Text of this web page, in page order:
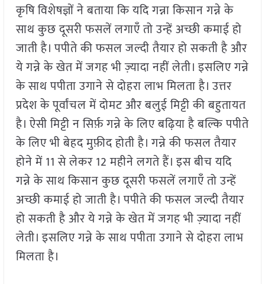
कृषि विशेषज्ञों ने बताया कि यदि गन्ना किसान गन्ने के
साथ कुछ दूसरी फसलें लगाएँ तो उन्हें अच्छी कमाई हो
जाती है। पपीते की फसल जल्दी तैयार हो सकती है और
ये गन्ने के खेत में जगह भी ज़्यादा नहीं लेती। इसलिए गन्ने
के साथ पपीता उगाने से दोहरा लाभ मिलता है। उत्तर
प्रदेश के पूर्वांचल में दोमट और बलुई मिट्टी की बहुतायत
है। ऐसी मिट्टी न सिर्फ़ गन्ने के लिए बढ़िया है बल्कि पपीते
के लिए भी बेहद मुफ़ीद होती है। गन्ने की फसल तैयार
होने में 11 से लेकर 12 महीने लगते हैं। इस बीच यदि
गन्ने के साथ किसान कुछ दूसरी फसलें लगाएँ तो उन्हें
अच्छी कमाई हो जाती है। पपीते की फसल जल्दी तैयार
हो सकती है और ये गन्ने के खेत में जगह भी ज़्यादा नहीं
लेती। इसलिए गन्ने के साथ पपीता उगाने से दोहरा लाभ
मिलता है।